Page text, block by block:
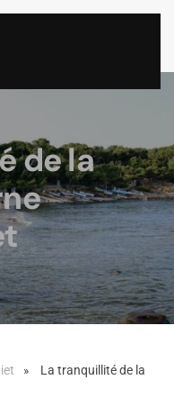
de la
La tranquillité de la